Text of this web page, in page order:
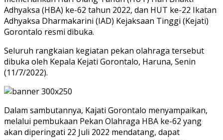
Adhyaksa (HBA) ke-62 tahun 2022, dan HUT ke-22 Ikatan
Adhyaksa Dharmakarini (IAD) Kejaksaan Tinggi (Kejati)
Gorontalo resmi dibuka.
Seluruh rangkaian kegiatan pekan olahraga tersebut
dibuka oleh Kepala Kejati Gorontalo, Haruna, Senin
(11/7/2022).
Dalam sambutannya, Kajati Gorontalo menyampaikan,
melalui pembukaan Pekan Olahraga HBA ke-62 yang
akan diperingati 22 Juli 2022 mendatang, dapat